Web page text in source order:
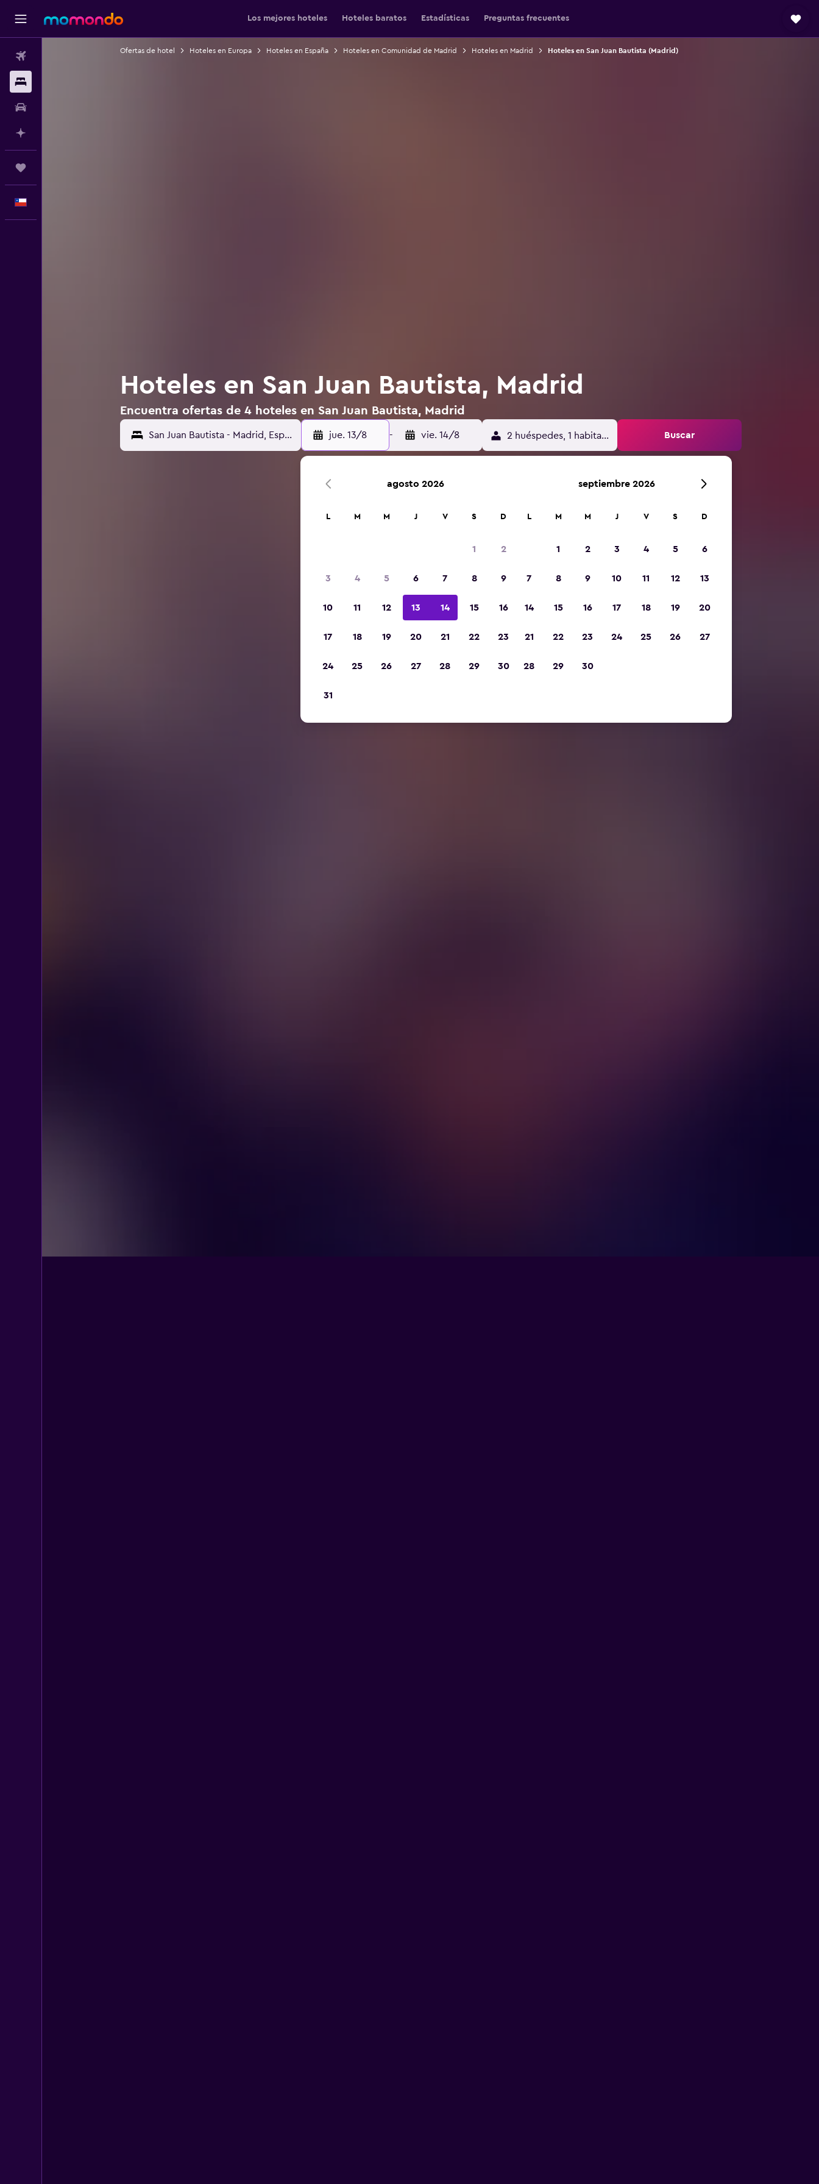
Los mejores hoteles Hoteles baratos Estadísticas Preguntas frecuentes
Ofertas de hotel Hoteles en Europa Hoteles en España Hoteles en Comunidad de Madrid Hoteles en Madrid Hoteles en San Juan Bautista (Madrid)
Hoteles en San Juan Bautista, Madrid
Encuentra ofertas de 4 hoteles en San Juan Bautista, Madrid
jue. 13/8 - vie. 14/8 2 huéspedes, 1 habitación Buscar
agosto 2026
L M M J V S D
1 2
3 4 5 6 7 8 9
10 11 12 13 14 15 16
17 18 19 20 21 22 23
24 25 26 27 28 29 30
31
septiembre 2026
L M M J V S D
1 2 3 4 5 6
7 8 9 10 11 12 13
14 15 16 17 18 19 20
21 22 23 24 25 26 27
28 29 30